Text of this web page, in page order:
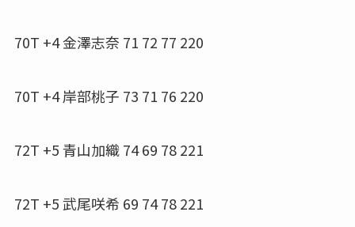
70T +4 金澤志奈 71 72 77 220
70T +4 岸部桃子 73 71 76 220
72T +5 青山加織 74 69 78 221
72T +5 武尾咲希 69 74 78 221